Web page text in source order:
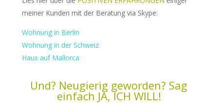
meiner Kunden mit der Beratung via Skype:
Wohnung in Berlin
Wohnung in der Schweiz
Haus auf Mallorca
Und? Neugierig geworden? Sag
einfach JA, ICH WILL!